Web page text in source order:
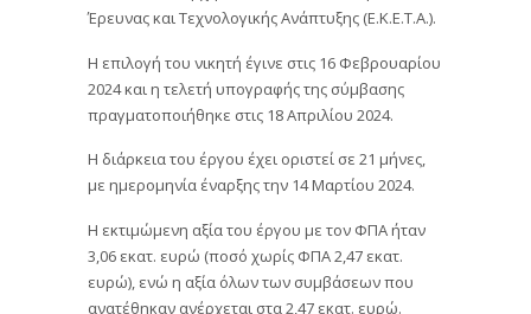
Έρευνας και Τεχνολογικής Ανάπτυξης (Ε.Κ.Ε.Τ.Α.).
Η επιλογή του νικητή έγινε στις 16 Φεβρουαρίου
2024 και η τελετή υπογραφής της σύμβασης
πραγματοποιήθηκε στις 18 Απριλίου 2024.
Η διάρκεια του έργου έχει οριστεί σε 21 μήνες,
με ημερομηνία έναρξης την 14 Μαρτίου 2024.
Η εκτιμώμενη αξία του έργου με τον ΦΠΑ ήταν
3,06 εκατ. ευρώ (ποσό χωρίς ΦΠΑ 2,47 εκατ.
ευρώ), ενώ η αξία όλων των συμβάσεων που
ανατέθηκαν ανέρχεται στα 2,47 εκατ. ευρώ.